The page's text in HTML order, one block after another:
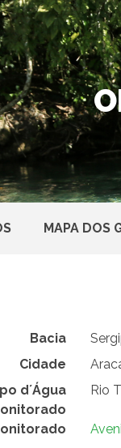
MAPA DOS
Bacia
Cidade
d´Água
Rio